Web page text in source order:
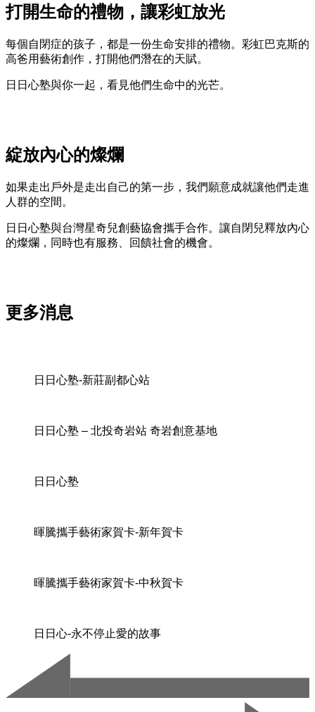
打開生命的禮物，讓彩虹放光
每個自閉症的孩子，都是一份生命安排的禮物。彩虹巴克斯的
高爸用藝術創作，打開他們潛在的天賦。
日日心塾與你一起，看見他們生命中的光芒。
綻放內心的燦爛
如果走出戶外是走出自己的第一步，我們願意成就讓他們走進
人群的空間。
日日心塾與台灣星奇兒創藝協會攜手合作。讓自閉兒釋放內心
的燦爛，同時也有服務、回饋社會的機會。
更多消息
日日心塾-新莊副都心站
日日心塾 – 北投奇岩站 奇岩創意基地
日日心塾
暉騰攜手藝術家賀卡-新年賀卡
暉騰攜手藝術家賀卡-中秋賀卡
日日心-永不停止愛的故事